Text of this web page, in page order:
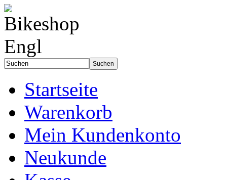
Startseite
Warenkorb
Mein Kundenkonto
Neukunde